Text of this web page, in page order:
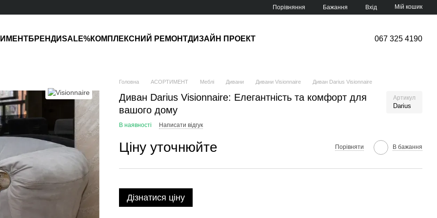
Порівняння Бажання Вхід Мій кошик
БРЕНДИSALE%КОМПЛЕКСНИЙ РЕМОНТДИЗАЙН ПРОЕКТ 067 325 4190
Головна АСОРТИМЕНТ Меблі Дивани Дивани Visionnaire Диван Darius Visionnaire
Диван Darius Visionnaire: Елегантність та комфорт для
вашого дому
Артикул
Darius
В наявності Написати відгук
Ціну уточнюйте Порівняти В бажання
Дізнатися ціну